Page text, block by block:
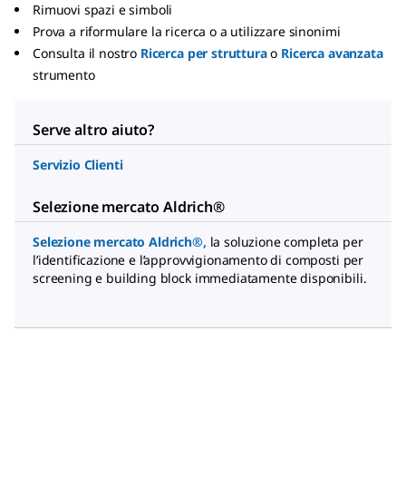
Rimuovi spazi e simboli
Prova a riformulare la ricerca o a utilizzare sinonimi
Consulta il nostro Ricerca per struttura o Ricerca avanzata
strumento
Serve altro aiuto?
Servizio Clienti
Selezione mercato Aldrich®
Selezione mercato Aldrich®, la soluzione completa per
l’identificazione e l’approvvigionamento di composti per
screening e building block immediatamente disponibili.